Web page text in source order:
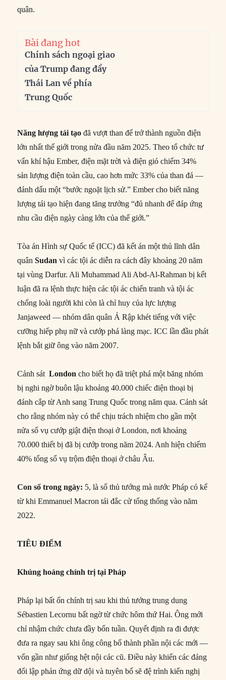
quân.
Bài đang hot
Chính sách ngoại giao
của Trump đang đẩy
Thái Lan về phía
Trung Quốc
Năng lượng tái tạo đã vượt than để trở thành nguồn điện
lớn nhất thế giới trong nửa đầu năm 2025. Theo tổ chức tư
vấn khí hậu Ember, điện mặt trời và điện gió chiếm 34%
sản lượng điện toàn cầu, cao hơn mức 33% của than đá —
đánh dấu một “bước ngoặt lịch sử.” Ember cho biết năng
lượng tái tạo hiện đang tăng trưởng “đủ nhanh để đáp ứng
nhu cầu điện ngày càng lớn của thế giới.”
Tòa án Hình sự Quốc tế (ICC) đã kết án một thủ lĩnh dân
quânSudan vì các tội ác diễn ra cách đây khoảng 20 năm
tại vùng Darfur. Ali Muhammad Ali Abd-Al-Rahman bị kết
luận đã ra lệnh thực hiện các tội ác chiến tranh và tội ác
chống loài người khi còn là chỉ huy của lực lượng
Janjaweed — nhóm dân quân Ả Rập khét tiếng với việc
cưỡng hiếp phụ nữ và cướp phá làng mạc. ICC lần đầu phát
lệnh bắt giữ ông vào năm 2007.
Cảnh sátLondon cho biết họ đã triệt phá một băng nhóm
bị nghi ngờ buôn lậu khoảng 40.000 chiếc điện thoại bị
đánh cắp từ Anh sang Trung Quốc trong năm qua. Cảnh sát
cho rằng nhóm này có thể chịu trách nhiệm cho gần một
nửa số vụ cướp giật điện thoại ở London, nơi khoảng
70.000 thiết bị đã bị cướp trong năm 2024. Anh hiện chiếm
40% tổng số vụ trộm điện thoại ở châu Âu.
Con số trong ngày: 5, là số thủ tướng mà nước Pháp có kể
từ khi Emmanuel Macron tái đắc cử tổng thống vào năm
2022.
TIÊU ĐIỂM
Khủng hoảng chính trị tại Pháp
Pháp lại bất ổn chính trị sau khi thủ tướng trung dung
Sébastien Lecornu bất ngờ từ chức hôm thứ Hai. Ông mới
chỉ nhậm chức chưa đầy bốn tuần. Quyết định ra đi được
đưa ra ngay sau khi ông công bố thành phần nội các mới —
vốn gần như giống hệt nội các cũ. Điều này khiến các đảng
đối lập phản ứng dữ dội và tuyên bố sẽ đệ trình kiến nghị